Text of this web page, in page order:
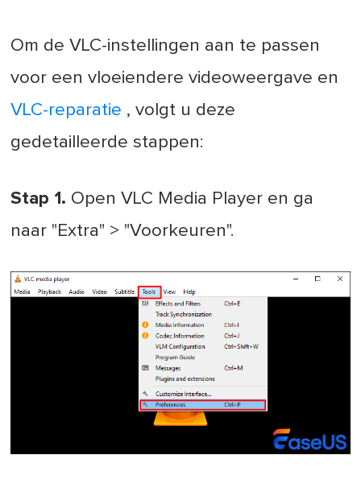
Om de VLC-instellingen aan te passen
voor een vloeiendere videoweergave en
VLC-reparatie , volgt u deze
gedetailleerde stappen:
Stap 1. Open VLC Media Player en ga
naar "Extra" > "Voorkeuren".